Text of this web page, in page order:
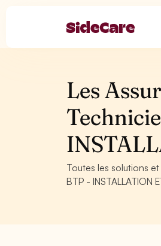
Les
Toutes les solutions
BTP - INSTALLATION